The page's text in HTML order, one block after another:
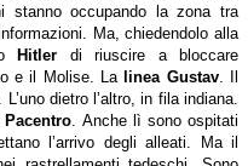
stanno occupando la zona tra
Ma, chiedendolo alla
Hitler di riuscire a bloccare
e il Molise. La linea Gustav. Il
dietro l’altro, in fila indiana.
Pacentro . Anche lì sono ospitati
l’arrivo degli alleati. Ma il